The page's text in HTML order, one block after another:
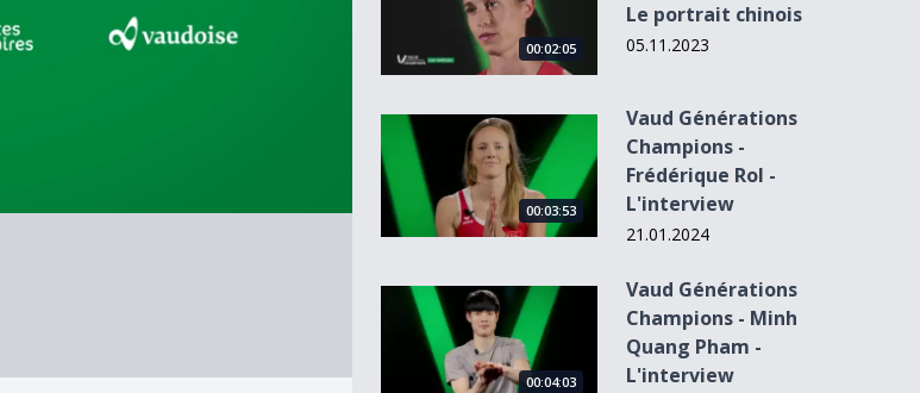
00:02:05
Le portrait chinois
05.11.2023
Vaud Générations Champions - Frédérique Rol -
00:03:53
Vaud Générations
Champions -
Frédérique Rol -
L'interview
21.01.2024
Vaud Générations Champions - Minh Quang Pham -
00:04:03
Vaud Générations
Champions - Minh
Quang Pham -
L'interview